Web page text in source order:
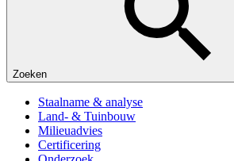
Zoeken
Staalname & analyse
Land- & Tuinbouw
Milieuadvies
Certificering